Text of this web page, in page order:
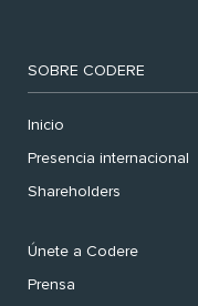
SOBRE CODERE
Inicio
Presencia internacional
Shareholders
Únete a Codere
Prensa